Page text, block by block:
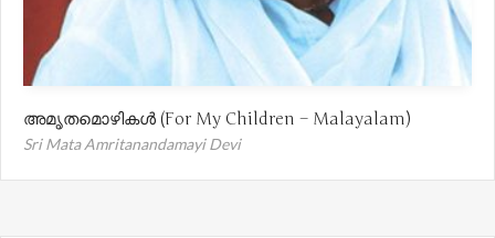
അമൃതമൊഴികൾ (For My Children – Malayalam)
Sri Mata Amritanandamayi Devi